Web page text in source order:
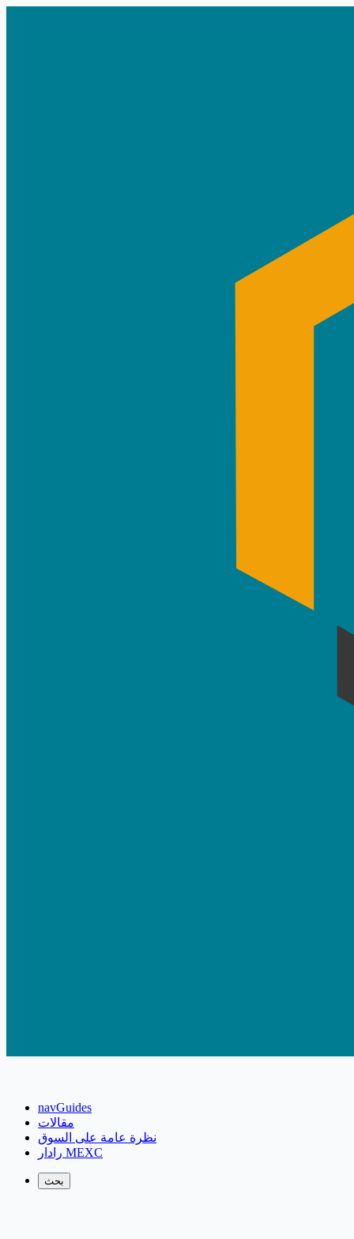
navGuides
مقالات
نظرة عامة على السوق
رادار MEXC
بحث